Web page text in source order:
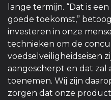
lange termijn. “Dat is
goede toekomst,”
investeren in onze
technieken om de
voedselveiligheidseisen
aangescherpt en dat zal
toenemen. Wij zijn
zorgen dat onze